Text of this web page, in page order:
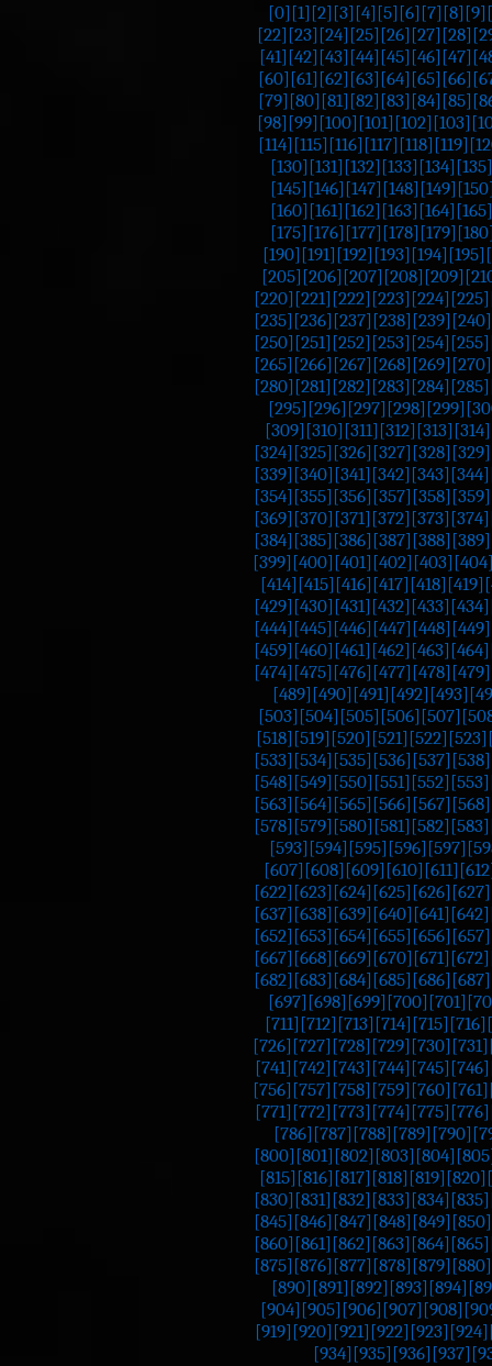
[0] [1] [2] [3] [4] [5] [6] [7] [8] [9]
[22] [23] [24] [25] [26] [27] [28]
[41] [42] [43] [44] [45] [46] [47]
[60] [61] [62] [63] [64] [65] [66]
[79] [80] [81] [82] [83] [84] [85]
[98] [99] [100] [101] [102] [103]
[114] [115] [116] [117] [118] [119]
[130] [131] [132] [133] [134] [135]
[145] [146] [147] [148] [149]
[160] [161] [162] [163] [164] [165]
[175] [176] [177] [178] [179]
[190] [191] [192] [193] [194] [195]
[205] [206] [207] [208] [209]
[220] [221] [222] [223] [224] [225]
[235] [236] [237] [238] [239] [240]
[250] [251] [252] [253] [254] [255]
[265] [266] [267] [268] [269] [270]
[280] [281] [282] [283] [284] [285]
[295] [296] [297] [298] [299]
[309] [310] [311] [312] [313] [314]
[324] [325] [326] [327] [328] [329]
[339] [340] [341] [342] [343] [344]
[354] [355] [356] [357] [358] [359]
[369] [370] [371] [372] [373] [374]
[384] [385] [386] [387] [388] [389]
[399] [400] [401] [402] [403]
[414] [415] [416] [417] [418] [419]
[429] [430] [431] [432] [433] [434]
[444] [445] [446] [447] [448] [449]
[459] [460] [461] [462] [463] [464]
[474] [475] [476] [477] [478] [479]
[489] [490] [491] [492] [493]
[503] [504] [505] [506] [507]
[518] [519] [520] [521] [522] [523]
[533] [534] [535] [536] [537] [538]
[548] [549] [550] [551] [552] [553]
[563] [564] [565] [566] [567] [568]
[578] [579] [580] [581] [582] [583]
[593] [594] [595] [596] [597]
[607] [608] [609] [610] [611]
[622] [623] [624] [625] [626] [627]
[637] [638] [639] [640] [641] [642]
[652] [653] [654] [655] [656] [657]
[667] [668] [669] [670] [671] [672]
[682] [683] [684] [685] [686] [687]
[697] [698] [699] [700] [701]
[711] [712] [713] [714] [715] [716]
[726] [727] [728] [729] [730] [731]
[741] [742] [743] [744] [745] [746]
[756] [757] [758] [759] [760] [761]
[771] [772] [773] [774] [775] [776]
[786] [787] [788] [789] [790]
[800] [801] [802] [803] [804]
[815] [816] [817] [818] [819] [820]
[830] [831] [832] [833] [834] [835]
[845] [846] [847] [848] [849] [850]
[860] [861] [862] [863] [864] [865]
[875] [876] [877] [878] [879] [880]
[890] [891] [892] [893] [894]
[904] [905] [906] [907] [908]
[919] [920] [921] [922] [923] [924]
[934] [935] [936] [937]